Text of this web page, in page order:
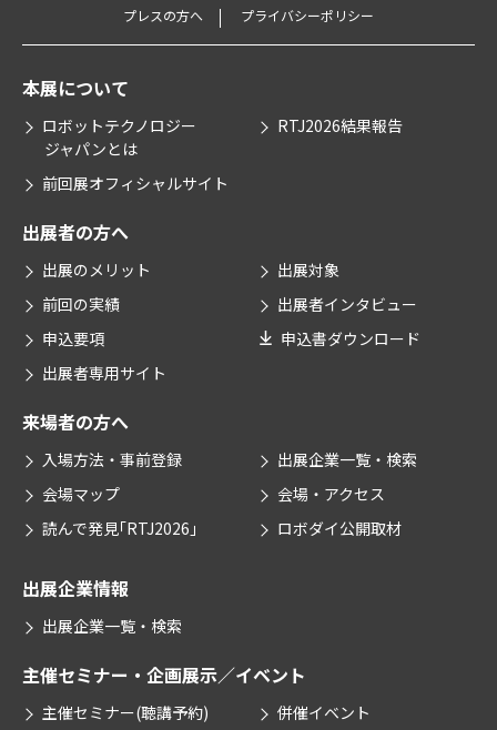
プレスの方へ プライバシーポリシー
本展について
ロボットテクノロジー
ジャパンとは
RTJ2026結果報告
前回展オフィシャルサイト
出展者の方へ
出展のメリット
出展対象
前回の実績
出展者インタビュー
申込要項
申込書ダウンロード
出展者専用サイト
来場者の方へ
入場方法・事前登録
出展企業一覧・検索
会場マップ
会場・アクセス
読んで発見｢RTJ2026｣
ロボダイ公開取材
出展企業情報
出展企業一覧・検索
主催セミナー・企画展示／イベント
主催セミナー(聴講予約) 併催イベント